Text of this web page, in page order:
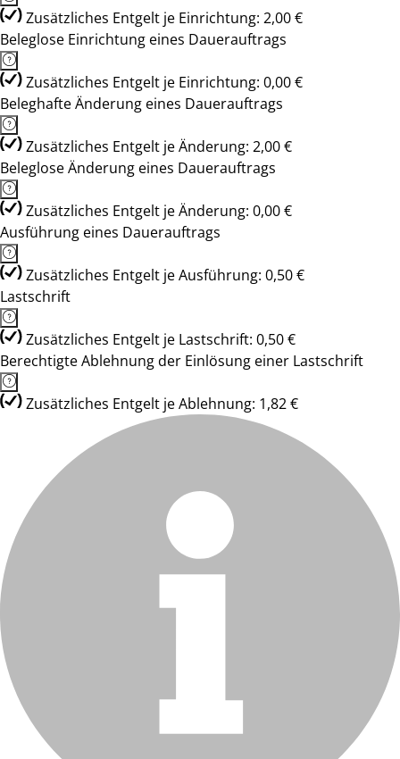
Zusätzliches Entgelt je Einrichtung: 2,00 €
Beleglose Einrichtung eines Dauerauftrags
Zusätzliches Entgelt je Einrichtung: 0,00 €
Beleghafte Änderung eines Dauerauftrags
Zusätzliches Entgelt je Änderung: 2,00 €
Beleglose Änderung eines Dauerauftrags
Zusätzliches Entgelt je Änderung: 0,00 €
Ausführung eines Dauerauftrags
Zusätzliches Entgelt je Ausführung: 0,50 €
Lastschrift
Zusätzliches Entgelt je Lastschrift: 0,50 €
Berechtigte Ablehnung der Einlösung einer Lastschrift
Zusätzliches Entgelt je Ablehnung: 1,82 €